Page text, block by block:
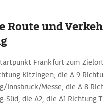
Route und
Frankfurt zum
Kitzingen, die A 9
Innsbruck/Messe, die A 8
Süd, die A2, die A1